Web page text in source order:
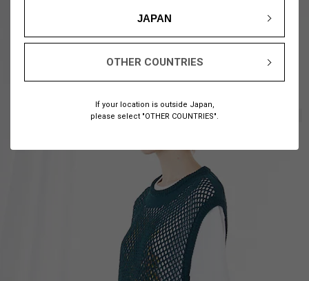
JAPAN
OTHER COUNTRIES
If your location is outside Japan,
please select "OTHER COUNTRIES".